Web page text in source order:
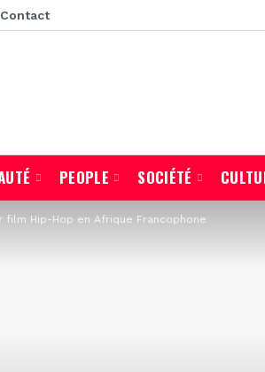
Contact
PEOPLE SOCIÉTÉ
film Hip-Hop en Afrique Francophone